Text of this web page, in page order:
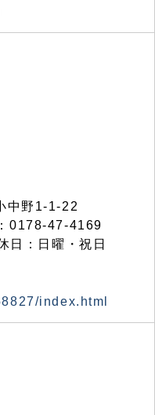
中野1-1-22
0178-47-4169
日：日曜・祝日
index.html